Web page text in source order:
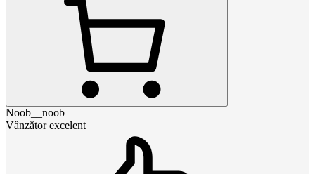
Noob__noob
Vânzător excelent